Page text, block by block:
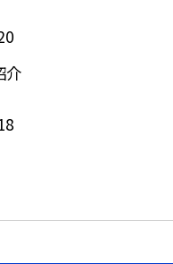
介